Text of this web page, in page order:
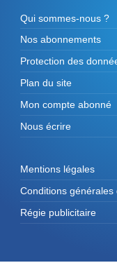
Qui sommes-nous ?
Nos abonnements
Protection des
Plan du site
Mon compte abonné
Nous écrire
Mentions légales
Conditions générales
Régie publicitaire